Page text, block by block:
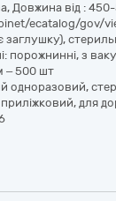
Довжина від :
ecatalog/
порожнинні, з
– 500 шт
для